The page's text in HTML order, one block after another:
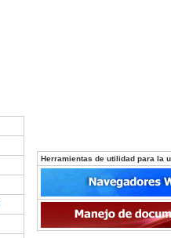
Herramientas de utilidad para la